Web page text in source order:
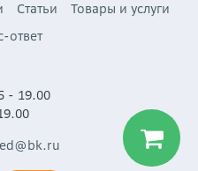
Статьи
Товары и услуги
ответ
- 19.00